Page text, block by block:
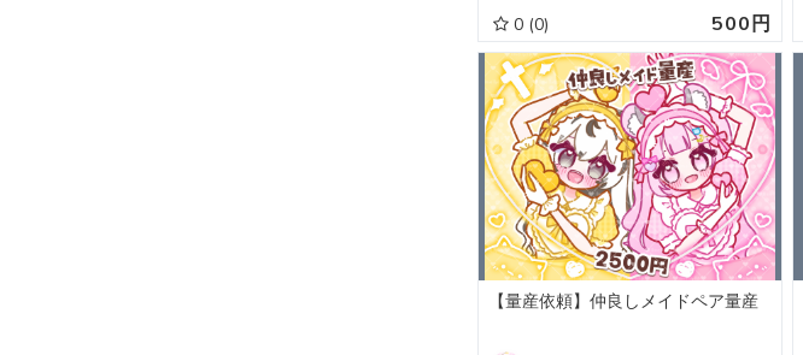
0 (0) 500円
【量産依頼】仲良しメイドペア量産